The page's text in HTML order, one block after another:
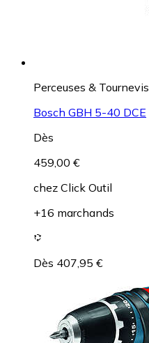
Perceuses & Tournevis
Bosch GBH 5-40 DCE
Dès
459,00 €
chez Click Outil
+16 marchands
Dès 407,95 €